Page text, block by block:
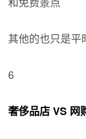
其他的也只是平
6
奢侈品店 VS 网